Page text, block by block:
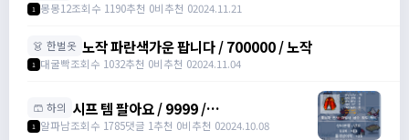
1 몽몽12조회수 1190추천 0비추천 02024.11.21
👗 한벌옷 노작 파란색가운 팝니다 / 700000 / 노작
1 대굴빡조회수 1032추천 0비추천 02024.11.04
🩳 하의 시프 템 팔아요 / 9999 /
https://open.kakao.com/o/sdQE1skg
1 알파남조회수 1785댓글 1추천 0비추천 02024.10.08